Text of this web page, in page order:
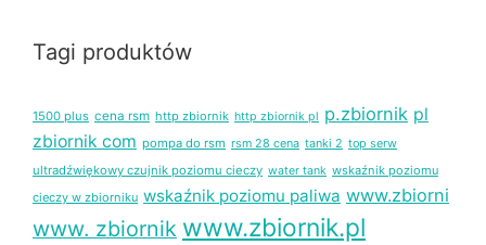
Tagi produktów
1500 plus cena rsm http zbiornik http zbiornik pl p.zbiornik pl
zbiornik com pompa do rsm rsm 28 cena tanki 2 top serw
ultradźwiękowy czujnik poziomu cieczy water tank wskaźnik poziomu
cieczy w zbiorniku wskaźnik poziomu paliwa www.zbiorni
www. zbiornik www.zbiornik.pl